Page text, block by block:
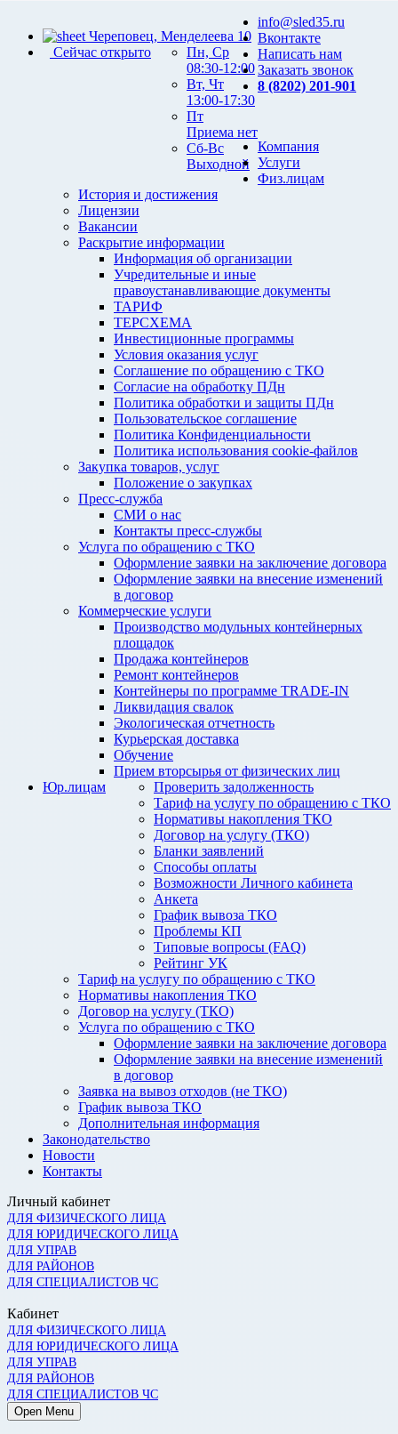
Череповец, Менделеева 10
Сейчас открыто
Пн, Ср
08:30-12:00
Вт, Чт
13:00-17:30
Пт
Приема нет
Сб-Вс
Выходной
info@sled35.ru
Вконтакте
Написать нам
Заказать звонок
8 (8202) 201-901
Компания
История и достижения
Лицензии
Вакансии
Раскрытие информации
Информация об организации
Учредительные и иные
правоустанавливающие документы
ТАРИФ
ТЕРСХЕМА
Инвестиционные программы
Условия оказания услуг
Соглашение по обращению с ТКО
Согласие на обработку ПДн
Политика обработки и защиты ПДн
Пользовательское соглашение
Политика Конфиденциальности
Политика использования cookie-файлов
Закупка товаров, услуг
Положение о закупках
Пресс-служба
СМИ о нас
Контакты пресс-службы
Услуги
Услуга по обращению с ТКО
Оформление заявки на заключение договора
Оформление заявки на внесение изменений
в договор
Коммерческие услуги
Производство модульных контейнерных
площадок
Продажа контейнеров
Ремонт контейнеров
Контейнеры по программе TRADE-IN
Ликвидация свалок
Экологическая отчетность
Курьерская доставка
Обучение
Прием вторсырья от физических лиц
Физ.лицам
Проверить задолженность
Тариф на услугу по обращению с ТКО
Нормативы накопления ТКО
Договор на услугу (ТКО)
Бланки заявлений
Способы оплаты
Возможности Личного кабинета
Анкета
График вывоза ТКО
Проблемы КП
Типовые вопросы (FAQ)
Рейтинг УК
Юр.лицам
Тариф на услугу по обращению с ТКО
Нормативы накопления ТКО
Договор на услугу (ТКО)
Услуга по обращению с ТКО
Оформление заявки на заключение договора
Оформление заявки на внесение изменений
в договор
Заявка на вывоз отходов (не ТКО)
График вывоза ТКО
Дополнительная информация
Законодательство
Новости
Контакты
Личный кабинет
ДЛЯ ФИЗИЧЕСКОГО ЛИЦА
ДЛЯ ЮРИДИЧЕСКОГО ЛИЦА
ДЛЯ УПРАВ
ДЛЯ РАЙОНОВ
ДЛЯ СПЕЦИАЛИСТОВ ЧС
Кабинет
ДЛЯ ФИЗИЧЕСКОГО ЛИЦА
ДЛЯ ЮРИДИЧЕСКОГО ЛИЦА
ДЛЯ УПРАВ
ДЛЯ РАЙОНОВ
ДЛЯ СПЕЦИАЛИСТОВ ЧС
Open Menu